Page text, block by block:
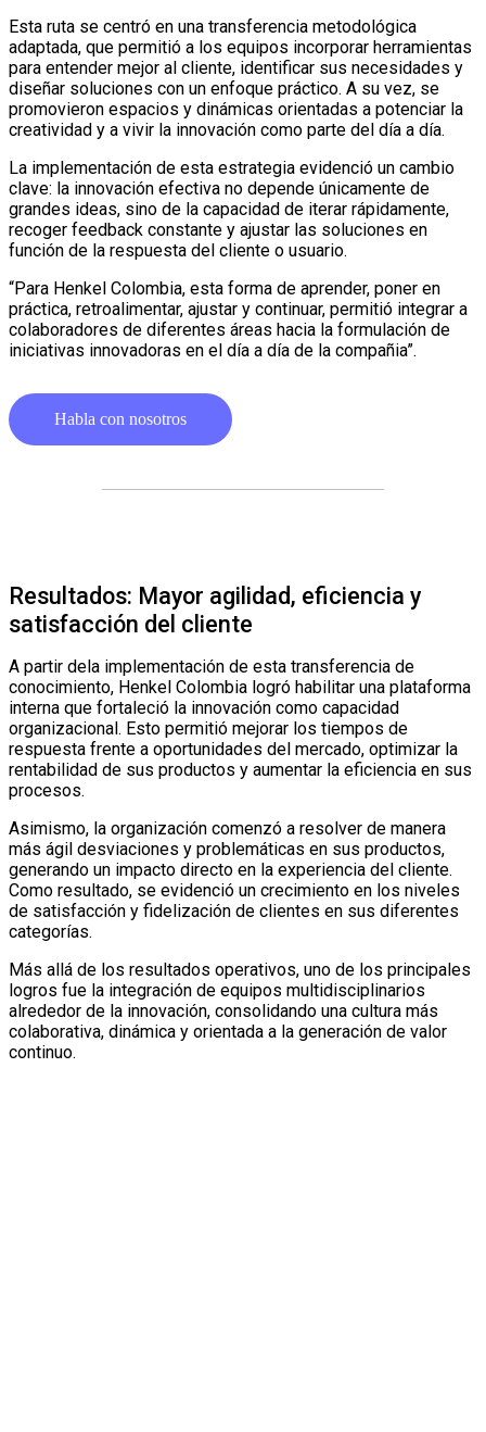
Esta ruta se centró en una transferencia metodológica
adaptada, que permitió a los equipos incorporar herramientas
para entender mejor al cliente, identificar sus necesidades y
diseñar soluciones con un enfoque práctico. A su vez, se
promovieron espacios y dinámicas orientadas a potenciar la
creatividad y a vivir la innovación como parte del día a día.
La implementación de esta estrategia evidenció un cambio
clave: la innovación efectiva no depende únicamente de
grandes ideas, sino de la capacidad de iterar rápidamente,
recoger feedback constante y ajustar las soluciones en
función de la respuesta del cliente o usuario.
“Para Henkel Colombia, esta forma de aprender, poner en
práctica, retroalimentar, ajustar y continuar, permitió integrar a
colaboradores de diferentes áreas hacia la formulación de
iniciativas innovadoras en el día a día de la compañia”.
Habla con nosotros
Resultados: Mayor agilidad, eficiencia y
satisfacción del cliente
A partir dela implementación de esta transferencia de
conocimiento, Henkel Colombia logró habilitar una plataforma
interna que fortaleció la innovación como capacidad
organizacional. Esto permitió mejorar los tiempos de
respuesta frente a oportunidades del mercado, optimizar la
rentabilidad de sus productos y aumentar la eficiencia en sus
procesos.
Asimismo, la organización comenzó a resolver de manera
más ágil desviaciones y problemáticas en sus productos,
generando un impacto directo en la experiencia del cliente.
Como resultado, se evidenció un crecimiento en los niveles
de satisfacción y fidelización de clientes en sus diferentes
categorías.
Más allá de los resultados operativos, uno de los principales
logros fue la integración de equipos multidisciplinarios
alrededor de la innovación, consolidando una cultura más
colaborativa, dinámica y orientada a la generación de valor
continuo.